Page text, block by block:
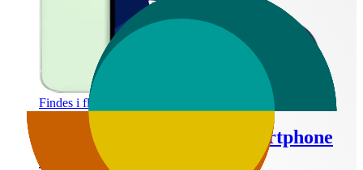
Findes i flere varianter
Nystart iPhone 12 - 5G smartphone
64 GB (grøn)